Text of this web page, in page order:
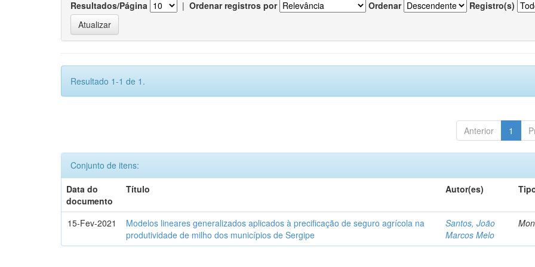
Resultados/Página | Ordenar registros por Ordenar Registro(s)
Resultado 1-1 de 1.
Anterior 1
Conjunto de itens:
Data do
documento
Título Autor(es)
15-Fev-2021
Modelos lineares generalizados aplicados à precificação de seguro agrícola na
produtividade de milho dos municípios de Sergipe
Santos, João
Marcos Melo